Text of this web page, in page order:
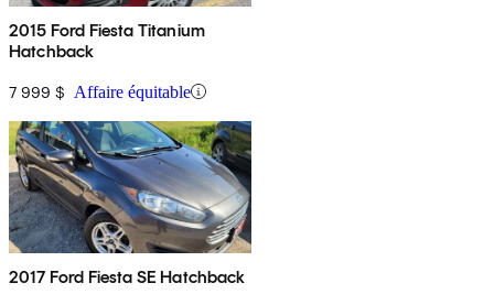
2015 Ford Fiesta Titanium
Hatchback
7 999 $ Affaire équitable
2017 Ford Fiesta SE Hatchback